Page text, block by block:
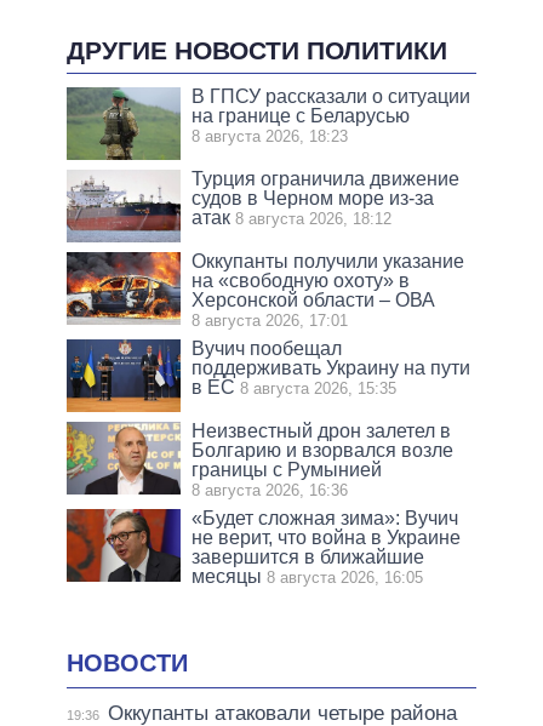
ДРУГИЕ НОВОСТИ ПОЛИТИКИ
В ГПСУ рассказали о ситуации
на границе с Беларусью
8 августа 2026, 18:23
Турция ограничила движение
судов в Черном море из-за
атак 8 августа 2026, 18:12
Оккупанты получили указание
на «свободную охоту» в
Херсонской области – ОВА
8 августа 2026, 17:01
Вучич пообещал
поддерживать Украину на пути
в ЕС 8 августа 2026, 15:35
Неизвестный дрон залетел в
Болгарию и взорвался возле
границы с Румынией
8 августа 2026, 16:36
«Будет сложная зима»: Вучич
не верит, что война в Украине
завершится в ближайшие
месяцы 8 августа 2026, 16:05
НОВОСТИ
19:36 Оккупанты атаковали четыре района